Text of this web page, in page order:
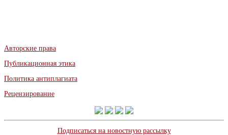
Авторские права
Публикационная этика
Политика антиплагиата
Рецензирование
Подписаться на новостную рассылку